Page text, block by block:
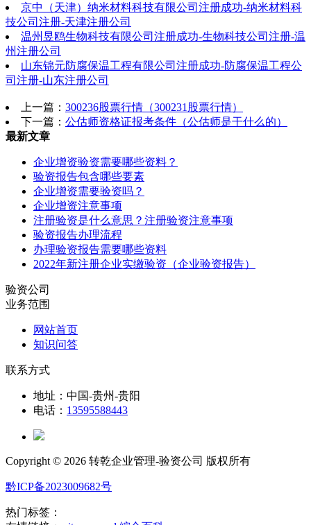
京中（天津）纳米材料科技有限公司注册成功-纳米材料科
技公司注册-天津注册公司
温州昱鸥生物科技有限公司注册成功-生物科技公司注册-温
州注册公司
山东锦元防腐保温工程有限公司注册成功-防腐保温工程公
司注册-山东注册公司
上一篇： 300236股票行情（300231股票行情）
下一篇： 公估师资格证报考条件（公估师是干什么的）
最新文章
企业增资验资需要哪些资料？
验资报告包含哪些要素
企业增资需要验资吗？
企业增资注意事项
注册验资是什么意思？注册验资注意事项
验资报告办理流程
办理验资报告需要哪些资料
2022年新注册企业实缴验资（企业验资报告）
验资公司
业务范围
网站首页
知识问答
联系方式
地址：中国-贵州-贵阳
电话： 13595588443
Copyright © 2026 转乾企业管理-验资公司 版权所有
黔ICP备2023009682号
热门标签：